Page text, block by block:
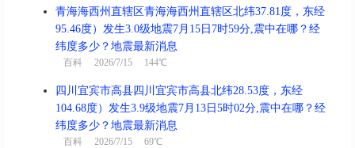
青海海西州直辖区青海海西州直辖区北纬37.81度，东经
95.46度）发生3.0级地震7月15日7时59分,震中在哪？经
纬度多少？地震最新消息
百科 2026/7/15 144℃
四川宜宾市高县四川宜宾市高县北纬28.53度，东经
104.68度）发生3.9级地震7月13日5时02分,震中在哪？经
纬度多少？地震最新消息
百科 2026/7/15 69℃